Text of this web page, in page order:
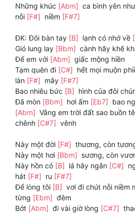
Những khúc [Abm] ca bình yên
nỗi [F#] niềm [F#7]
ĐK: Đôi bàn tay [B] lạnh có nhớ về
Gió lung lay [Bbm] cành hãy khẽ
Để em với [Abm] giấc mộng hiền
Tạm quên đi [C#] hết mọi muộn
làn [F#] mây [F#7]
Bao nhiêu bức [B] hình của đôi
Đã mòn [Bbm] hơi ấm [Eb7] bao
[Abm] Vắng em trời đất sao buồn
chênh [C#7] vênh
Này một đời [F#] thương, còn
Này một hơi [Bbm] sương, còn
Này hồn cỏ [B] lá hãy ngân [C#]
hát [F#] ru [F#7]
Để lòng tôi [B] vơi đi chút nỗi niềm
từng [Ebm] đêm
Bớt [Abm] đi vài giờ lòng [C#7]